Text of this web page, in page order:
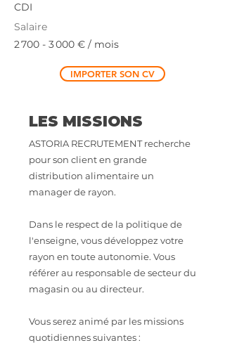
CDI
Salaire
2 700 - 3 000 € / mois
IMPORTER SON CV
LES MISSIONS
ASTORIA RECRUTEMENT recherche
pour son client en grande
distribution alimentaire un
manager de rayon.
Dans le respect de la politique de
l'enseigne, vous développez votre
rayon en toute autonomie. Vous
référer au responsable de secteur du
magasin ou au directeur.
Vous serez animé par les missions
quotidiennes suivantes :